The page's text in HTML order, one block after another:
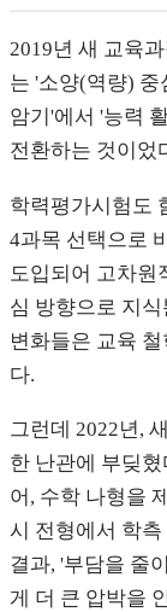
2019년 새 교육
는 '소양(역량) 중
암기'에서 '능력
전환하는 것이었
학력평가시험도
4과목 선택으로
도입되어 고차원
심 방향으로 지
변화들은 교육
다.
그런데 2022년,
한 난관에 부딪
어, 수학 나형을
시 전형에서 학
결과, '부담을 줄
게 더 큰 압박을